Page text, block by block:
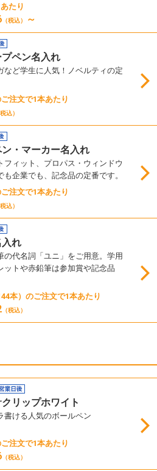
たり
（税込） ～
ペン名入れ
など学生に人気！ノベルティの定
注文で1本あたり
税込）
・マーカー名入れ
フィット、プロパス・ウィンドウ
も企業でも、記念品の定番です。
注文で1本あたり
税込）
れ
の代名詞「ユニ」をご用意。学用
ットや赤鉛筆は参加賞や記念品
本）のご注文で1本あたり
（税込）
リップホワイト
書ける人気のボールペン
注文で1本あたり
（税込）